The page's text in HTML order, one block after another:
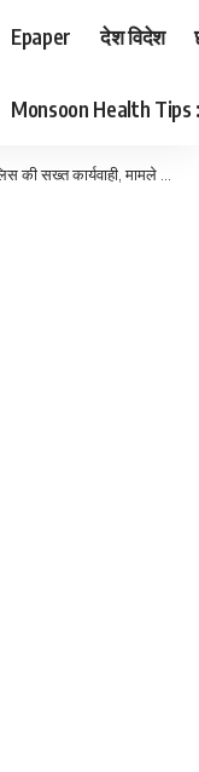
Epaper देश विदेश
Monsoon Health Tips :
का फरार आरोपी किया गया गिरफ्तार